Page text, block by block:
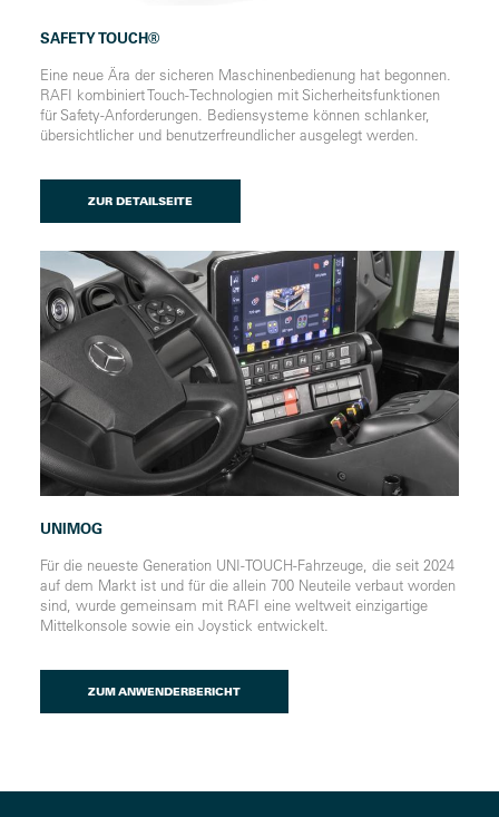
SAFETY TOUCH®
Eine neue Ära der sicheren Maschinenbedienung hat begonnen.
RAFI kombiniert Touch-Technologien mit Sicherheitsfunktionen
für Safety-Anforderungen. Bediensysteme können schlanker,
übersichtlicher und benutzerfreundlicher ausgelegt werden.
ZUR DETAILSEITE
UNIMOG
Für die neueste Generation UNI-TOUCH-Fahrzeuge, die seit 2024
auf dem Markt ist und für die allein 700 Neuteile verbaut worden
sind, wurde gemeinsam mit RAFI eine weltweit einzigartige
Mittelkonsole sowie ein Joystick entwickelt.
ZUM ANWENDERBERICHT